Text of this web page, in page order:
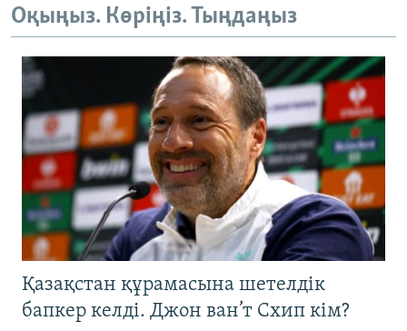
Оқыңыз. Көріңіз. Тыңдаңыз
Қазақстан құрамасына шетелдік
бапкер келді. Джон ван’т Схип кім?